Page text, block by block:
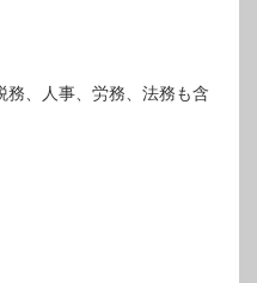
務、人事、労務、法務も含